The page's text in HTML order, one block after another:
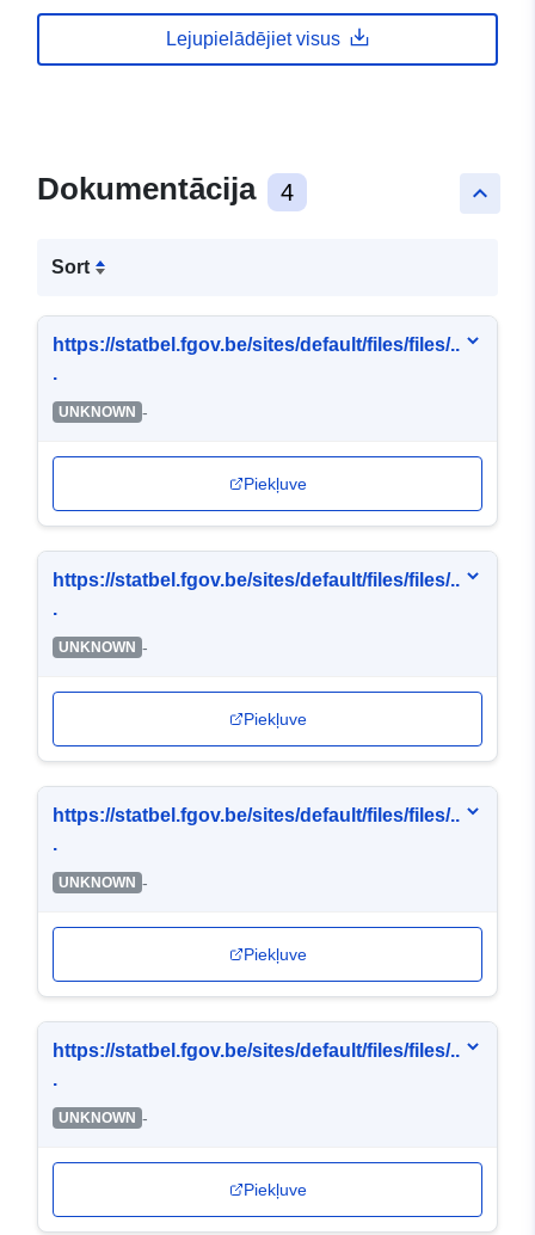
Lejupielādējiet visus
keyboard_arrow_up
Dokumentācija 4
Sort
https://statbel.fgov.be/sites/default/files/files/..
.
UNKNOWN -
Piekļuve
https://statbel.fgov.be/sites/default/files/files/..
.
UNKNOWN -
Piekļuve
https://statbel.fgov.be/sites/default/files/files/..
.
UNKNOWN -
Piekļuve
https://statbel.fgov.be/sites/default/files/files/..
.
UNKNOWN -
Piekļuve